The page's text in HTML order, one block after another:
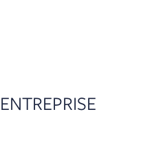
ENTREPRISE